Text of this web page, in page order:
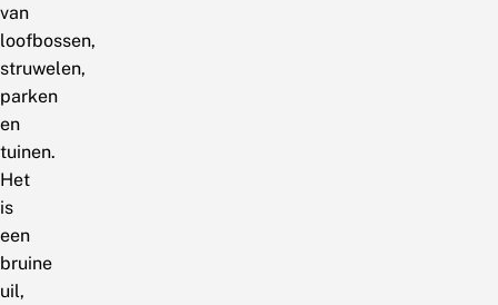
van
loofbossen,
struwelen,
parken
en
tuinen.
Het
is
een
bruine
uil,